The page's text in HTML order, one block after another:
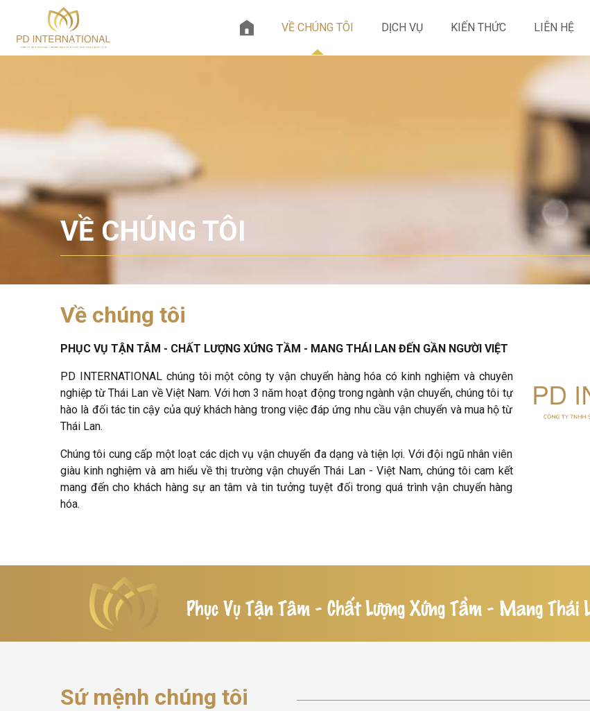
VỀ CHÚNG TÔI DỊCH VỤ KIẾN THỨC LIÊN HỆ
VỀ CHÚNG TÔI
Về chúng tôi
PHỤC VỤ TẬN TÂM - CHẤT LƯỢNG XỨNG TẦM - MANG THÁI LAN ĐẾN GẦN NGƯỜI VIỆT
PD INTERNATIONAL chúng tôi một công ty vận chuyển hàng hóa có kinh nghiệm và chuyên
nghiệp từ Thái Lan về Việt Nam. Với hơn 3 năm hoạt động trong ngành vận chuyển, chúng tôi tự
hào là đối tác tin cậy của quý khách hàng trong việc đáp ứng nhu cầu vận chuyển và mua hộ từ
Thái Lan.
Chúng tôi cung cấp một loạt các dịch vụ vận chuyển đa dạng và tiện lợi. Với đội ngũ nhân viên
giàu kinh nghiệm và am hiểu về thị trường vận chuyển Thái Lan - Việt Nam, chúng tôi cam kết
mang đến cho khách hàng sự an tâm và tin tưởng tuyệt đối trong quá trình vận chuyển hàng
hóa.
Phục Vụ Tận Tâm -Chất Lượng Xứng Tầm -Mang Thái
Sứ mệnh chúng tôi